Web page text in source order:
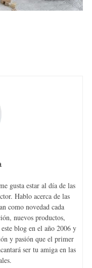
gusta estar al día de las
Hablo acerca de las
como novedad cada
nuevos productos,
blog en el año 2006 y
y pasión que el primer
ser tu amiga en las